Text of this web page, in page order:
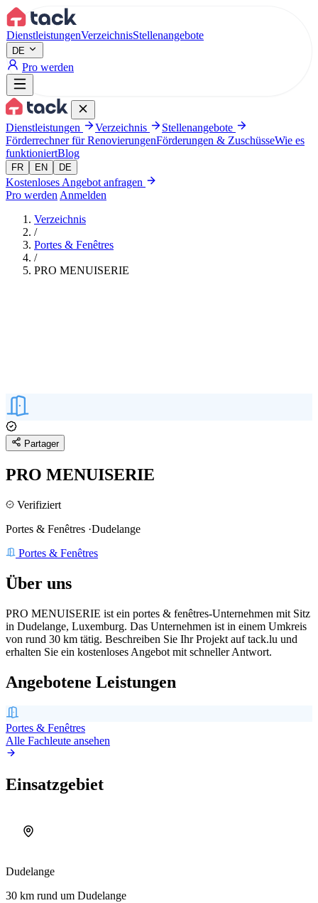
Aller au contenu principal
DienstleistungenVerzeichnisStellenangebote
DE
Pro werden
Dienstleistungen Verzeichnis
Stellenangebote
Förderrechner für RenovierungenFörderungen & ZuschüsseWie es
funktioniertBlog
FR EN DE
Kostenloses Angebot anfragen
Pro werden Anmelden
Verzeichnis
/
Portes & Fenêtres
/
PRO MENUISERIE
Partager
PRO MENUISERIE
Verifiziert
Portes & Fenêtres ·Dudelange
Portes & Fenêtres
Über uns
PRO MENUISERIE ist ein portes & fenêtres-Unternehmen mit Sitz
in Dudelange, Luxemburg. Das Unternehmen ist in einem Umkreis
von rund 30 km tätig. Beschreiben Sie Ihr Projekt auf tack.lu und
erhalten Sie ein kostenloses Angebot mit schneller Antwort.
Angebotene Leistungen
Portes & Fenêtres
Alle Fachleute ansehen
Einsatzgebiet
Dudelange
30 km rund um Dudelange